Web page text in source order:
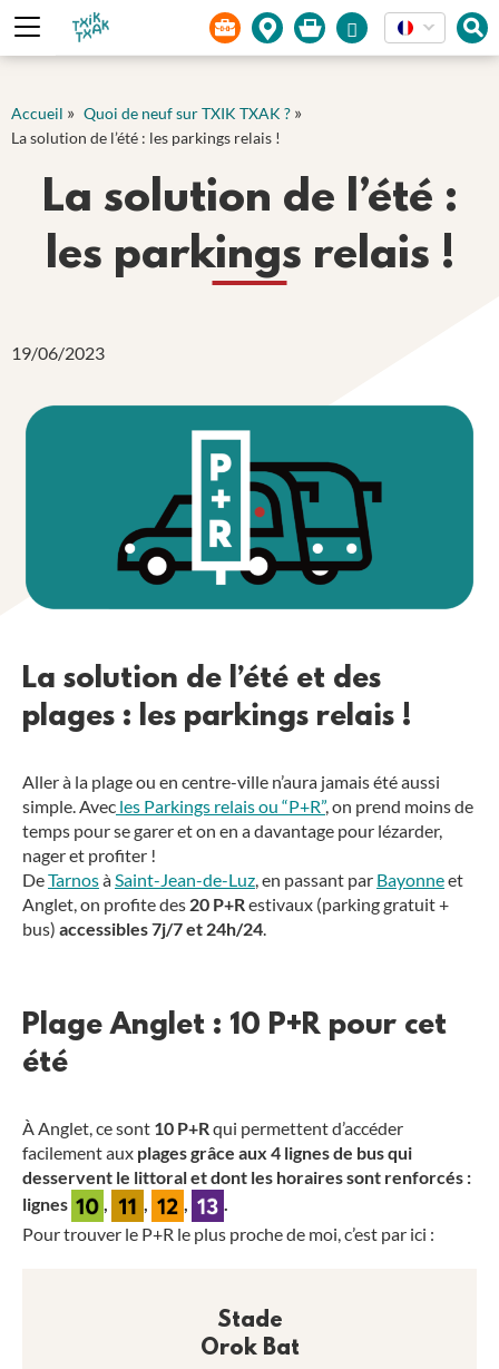
Panneau de gestion des cookies
Accueil » Quoi de neuf sur TXIK TXAK ? »
La solution de l’été : les parkings relais !
La solution de l’été :
les parkings relais !
19/06/2023
La solution de l’été et des
plages : les parkings relais !
Aller à la plage ou en centre-ville n’aura jamais été aussi
simple. Avec les Parkings relais ou “P+R”, on prend moins de
temps pour se garer et on en a davantage pour lézarder,
nager et profiter !
DeTarnosàSaint-Jean-de-Luz, en passant par Bayonneet
Anglet, on profite des 20 P+Restivaux (parking gratuit +
bus) accessibles 7j/7 et 24h/24.
Plage Anglet : 10 P+R pour cet
été
À Anglet, ce sont 10 P+Rqui permettent d’accéder
facilement aux plages grâce aux 4 lignes de bus qui
desservent le littoral et dont les horaires sont renforcés :
lignes
Pour trouver le P+R le plus proche de moi, c’est par ici :
Stade
Orok Bat